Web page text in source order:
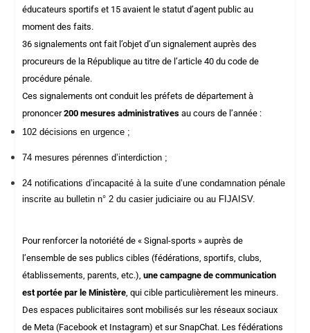
éducateurs sportifs et 15 avaient le statut d’agent public au
moment des faits.
36 signalements ont fait l’objet d’un signalement auprès des
procureurs de la République au titre de l’article 40 du code de
procédure pénale.
Ces signalements ont conduit les préfets de département à
prononcer200 mesures administratives au cours de l’année :
102 décisions en urgence ;
74 mesures pérennes d’interdiction ;
24 notifications d’incapacité à la suite d’une condamnation pénale
inscrite au bulletin n° 2 du casier judiciaire ou au FIJAISV.
Pour renforcer la notoriété de « Signal-sports » auprès de
l’ensemble de ses publics cibles (fédérations, sportifs, clubs,
établissements, parents, etc.),une campagne de communication
est portée par le Ministère , qui cible particulièrement les mineurs.
Des espaces publicitaires sont mobilisés sur les réseaux sociaux
de Meta (Facebook et Instagram) et sur SnapChat. Les fédérations